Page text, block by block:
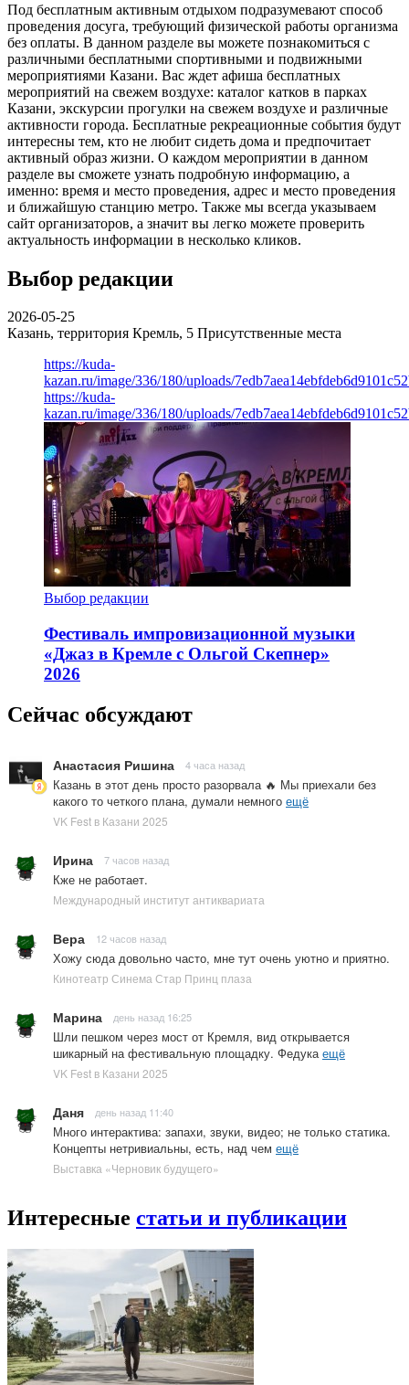
Под бесплатным активным отдыхом подразумевают способ
проведения досуга, требующий физической работы организма
без оплаты. В данном разделе вы можете познакомиться с
различными бесплатными спортивными и подвижными
мероприятиями Казани. Вас ждет афиша бесплатных
мероприятий на свежем воздухе: каталог катков в парках
Казани, экскурсии прогулки на свежем воздухе и различные
активности города. Бесплатные рекреационные события будут
интересны тем, кто не любит сидеть дома и предпочитает
активный образ жизни. О каждом мероприятии в данном
разделе вы сможете узнать подробную информацию, а
именно: время и место проведения, адрес и место проведения
и ближайшую станцию метро. Также мы всегда указываем
сайт организаторов, а значит вы легко можете проверить
актуальность информации в несколько кликов.
Выбор редакции
2026-05-25
Казань, территория Кремль, 5 Присутственные места
https://kuda-
kazan.ru/image/336/180/uploads/
https://kuda-
kazan.ru/image/336/180/uploads/
Выбор редакции
Фестиваль импровизационной музыки
«Джаз в Кремле с Ольгой Скепнер»
2026
Сейчас обсуждают
Анастасия Ришина 4 часа назад
Казань в этот день просто разорвала 🔥 Мы приехали без
какого то четкого плана, думали немного ещё
VK Fest в Казани 2025
Ирина 7 часов назад
Кже не работает.
Международный институт антиквариата
Вера 12 часов назад
Хожу сюда довольно часто, мне тут очень уютно и приятно.
Кинотеатр Синема Стар Принц плаза
Марина день назад 16:25
Шли пешком через мост от Кремля, вид открывается
шикарный на фестивальную площадку. Федукаещё
VK Fest в Казани 2025
Даня день назад 11:40
Много интерактива: запахи, звуки, видео; не только статика.
Концепты нетривиальны, есть, над чем ещё
Выставка «Черновик будущего»
Интересные статьи и публикации